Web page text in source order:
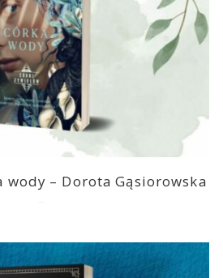
wody – Dorota Gąsiorowska